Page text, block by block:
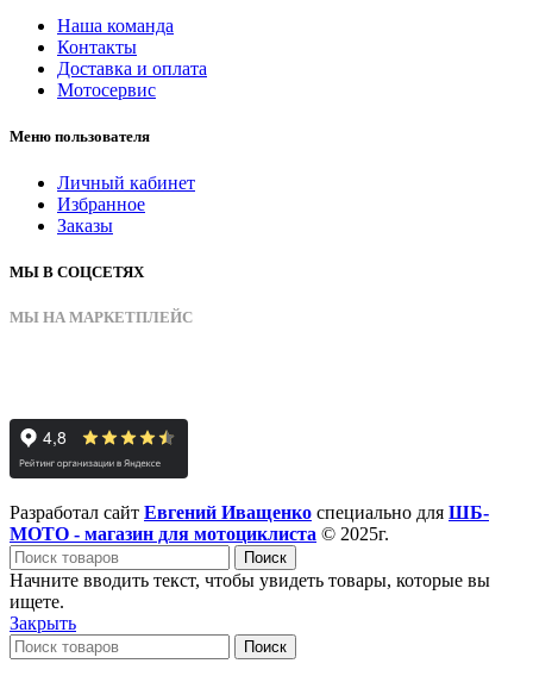
Наша команда
Контакты
Доставка и оплата
Мотосервис
Меню пользователя
Личный кабинет
Избранное
Заказы
МЫ В СОЦСЕТЯХ
МЫ НА МАРКЕТПЛЕЙС
Разработал сайт Евгений Иващенко специально для ШБ-
МОТО - магазин для мотоциклиста © 2025г.
Поиск
Начните вводить текст, чтобы увидеть товары, которые вы
ищете.
Закрыть
Поиск